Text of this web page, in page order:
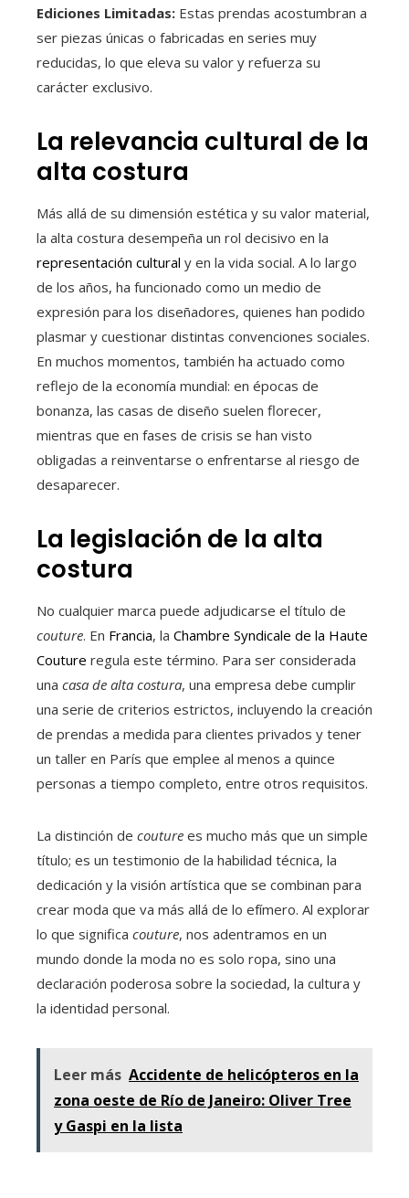
Ediciones Limitadas: Estas prendas acostumbran a
ser piezas únicas o fabricadas en series muy
reducidas, lo que eleva su valor y refuerza su
carácter exclusivo.
La relevancia cultural de la
alta costura
Más allá de su dimensión estética y su valor material,
la alta costura desempeña un rol decisivo en la
representación cultural y en la vida social. A lo largo
de los años, ha funcionado como un medio de
expresión para los diseñadores, quienes han podido
plasmar y cuestionar distintas convenciones sociales.
En muchos momentos, también ha actuado como
reflejo de la economía mundial: en épocas de
bonanza, las casas de diseño suelen florecer,
mientras que en fases de crisis se han visto
obligadas a reinventarse o enfrentarse al riesgo de
desaparecer.
La legislación de la alta
costura
No cualquier marca puede adjudicarse el título de
couture. En Francia, la Chambre Syndicale de la Haute
Couture regula este término. Para ser considerada
una casa de alta costura, una empresa debe cumplir
una serie de criterios estrictos, incluyendo la creación
de prendas a medida para clientes privados y tener
un taller en París que emplee al menos a quince
personas a tiempo completo, entre otros requisitos.
La distinción de couture es mucho más que un simple
título; es un testimonio de la habilidad técnica, la
dedicación y la visión artística que se combinan para
crear moda que va más allá de lo efímero. Al explorar
lo que significa couture, nos adentramos en un
mundo donde la moda no es solo ropa, sino una
declaración poderosa sobre la sociedad, la cultura y
la identidad personal.
Leer más Accidente de helicópteros en la
zona oeste de Río de Janeiro: Oliver Tree
y Gaspi en la lista